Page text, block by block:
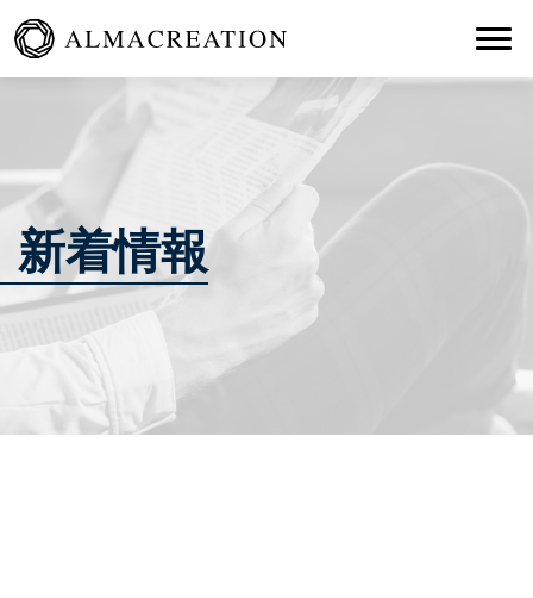
新着情報